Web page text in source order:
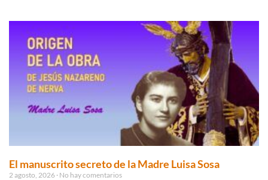
El manuscrito secreto de la Madre Luisa Sosa
2 agosto, 2026 No hay comentarios